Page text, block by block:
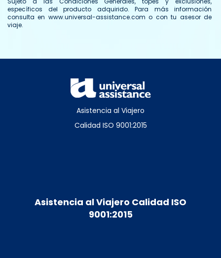
específicos del producto adquirido. Para más información
consulta en www.universal-assistance.com o con tu asesor de
viaje.
Asistencia al Viajero
Calidad ISO 9001:2015
Asistencia al Viajero Calidad ISO
9001:2015